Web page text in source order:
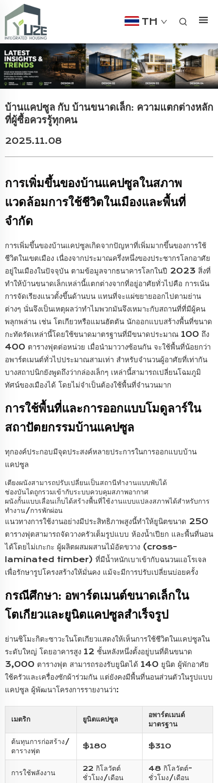
TH
บ้านแคปซูล กับ บ้านขนาดเล็ก: ความแตกต่างหลัก
ที่ผู้ซื้อควรรู้ทุกคน
2025.11.08
การเพิ่มขึ้นของบ้านแคปซูลในสภาพ
แวดล้อมการใช้ชีวิตในเมืองและพื้นที่
จำกัด
การเพิ่มขึ้นของบ้านแคปซูลเกิดจากปัญหาที่เพิ่มมากขึ้นของการใช้
ชีวิตในเขตเมือง เนื่องจากประมาณครึ่งหนึ่งของประชากรโลกอาศัย
อยู่ในเมืองในปัจจุบัน ตามข้อมูลจากธนาคารโลกในปี 2023 สิ่งที่
ทำให้บ้านขนาดเล็กเหล่านี้แตกต่างจากที่อยู่อาศัยทั่วไปคือ การเน้น
การจัดเรียงแนวตั้งขึ้นด้านบน แทนที่จะแผ่ขยายออกไปตามย่าน
ต่างๆ นั่นจึงเป็นเหตุผลว่าทำไมพวกมันจึงเหมาะกับสถานที่ที่มีผู้คน
พลุกพล่าน เช่น โตเกียวหรือแมนฮัตตัน นักออกแบบสร้างพื้นที่ขนาด
กะทัดรัดเหล่านี้โดยใช้ขนาดมาตรฐานที่มีขนาดประมาณ 100 ถึง
400 ตารางฟุตต่อหน่วย เมื่อนำมาวางซ้อนกัน จะใช้พื้นที่น้อยกว่า
อพาร์ตเมนต์ทั่วไปประมาณสามเท่า สำหรับจำนวนผู้อาศัยที่เท่ากัน
บางสถาปนิกยังพูดถึงว่ากล่องเล็กๆ เหล่านี้สามารถเปลี่ยนโฉมภูมิ
ทัศน์ของเมืองได้ โดยไม่จำเป็นต้องใช้พื้นที่จำนวนมาก
การใช้พื้นที่และการออกแบบโมดูลาร์ใน
สถาปัตยกรรมบ้านแคปซูล
ทุกองค์ประกอบมีจุดประสงค์หลายประการในการออกแบบบ้าน
แคปซูล
เตียงผนังสามารถปรับเปลี่ยนเป็นสถานีทำงานแบบพับได้
ช่องบันไดถูกรวมเข้ากับระบบควบคุมสภาพอากาศ
ผนังกั้นแบบเลื่อนเก็บได้สร้างพื้นที่ใช้งานแบบแปลงสภาพได้สำหรับการ
ทำงาน/การพักผ่อน
แนวทางการใช้งานอย่างมีประสิทธิภาพสูงนี้ทำให้ยูนิตขนาด 250
ตารางฟุตสามารถจัดวางครัวเต็มรูปแบบ ห้องน้ำเปียก และพื้นที่นอน
ได้โดยไม่เกะกะ ผู้ผลิตผสมผสานไม้อัดขวาง (cross-
laminated timber) ที่มีน้ำหนักเบาเข้ากับฉนวนแอโรเจล
เพื่อรักษารูปโครงสร้างให้มั่นคง แม้จะมีการปรับเปลี่ยนบ่อยครั้ง
กรณีศึกษา: อพาร์ตเมนต์ขนาดเล็กใน
โตเกียวและยูนิตแคปซูลสำเร็จรูป
ย่านชิโมะกิตะซาวะในโตเกียวแสดงให้เห็นการใช้ชีวิตในแคปซูลใน
ระดับใหญ่ โดยอาคารสูง 12 ชั้นหลังหนึ่งตั้งอยู่บนที่ดินขนาด
3,000 ตารางฟุต สามารถรองรับยูนิตได้ 140 ยูนิต ผู้พักอาศัย
ใช้ครัวและเครื่องซักผ้าร่วมกัน แต่ยังคงมีพื้นที่นอนส่วนตัวในรูปแบบ
แคปซูล ผู้พัฒนาโครงการรายงานว่า:
เมตริก ยูนิตแคปซูล
อพาร์ตเมนต์
มาตรฐาน
ต้นทุนการก่อสร้าง/
ตารางฟุต
$180 $310
การใช้พลังงาน
22 กิโลวัตต์
ชั่วโมง/เดือน
48 กิโลวัตต์-
ชั่วโมง/เดือน